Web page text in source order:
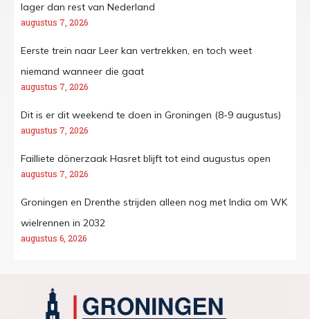
lager dan rest van Nederland
augustus 7, 2026
Eerste trein naar Leer kan vertrekken, en toch weet
niemand wanneer die gaat
augustus 7, 2026
Dit is er dit weekend te doen in Groningen (8-9 augustus)
augustus 7, 2026
Failliete dönerzaak Hasret blijft tot eind augustus open
augustus 7, 2026
Groningen en Drenthe strijden alleen nog met India om WK
wielrennen in 2032
augustus 6, 2026